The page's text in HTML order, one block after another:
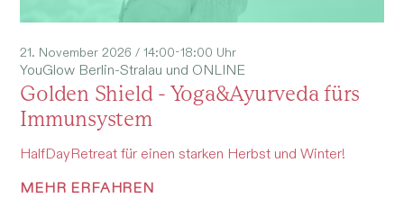
21. November 2026 / 14:00-18:00 Uhr
YouGlow Berlin-Stralau und ONLINE
Golden Shield - Yoga&Ayurveda fürs
Immunsystem
HalfDayRetreat für einen starken Herbst und Winter!
MEHR ERFAHREN